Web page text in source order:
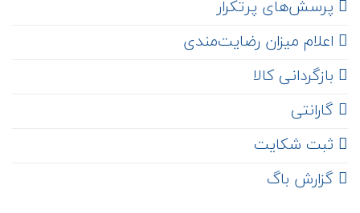
‌ پرسش‌های پرتکرار
اعلام میزان رضایت‌مندی
‌ بازگردانی کالا
گارانتی
ثبت شکایت
‌ گزارش باگ